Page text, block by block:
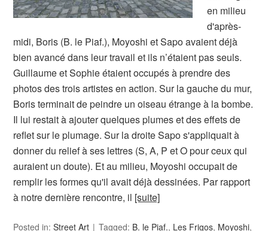
en milieu
d'après-
midi, Boris (B. le Piaf.), Moyoshi et Sapo avaient déjà
bien avancé dans leur travail et ils n’étaient pas seuls.
Guillaume et Sophie étaient occupés à prendre des
photos des trois artistes en action. Sur la gauche du mur,
Boris terminait de peindre un oiseau étrange à la bombe.
Il lui restait à ajouter quelques plumes et des effets de
reflet sur le plumage. Sur la droite Sapo s'appliquait à
donner du relief à ses lettres (S, A, P et O pour ceux qui
auraient un doute). Et au milieu, Moyoshi occupait de
remplir les formes qu'il avait déjà dessinées. Par rapport
à notre dernière rencontre, il [suite]
Posted in:Street Art Tagged: B. le Piaf., Les Frigos, Moyoshi,